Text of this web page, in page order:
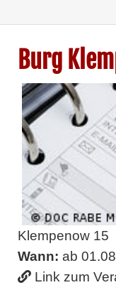
Burg
Klempenow 15
Wann: ab
Link zum